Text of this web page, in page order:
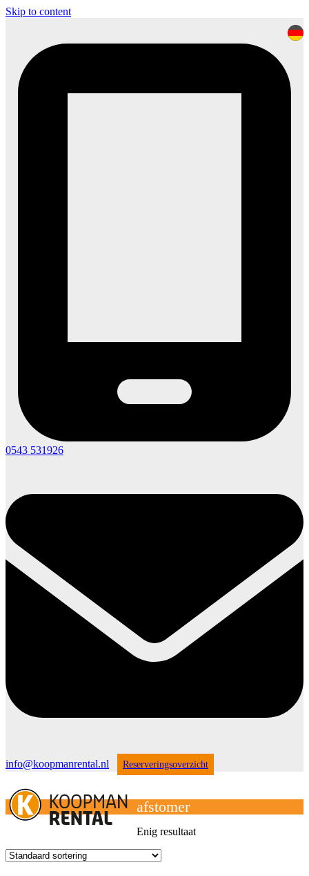
Skip to content
0543 531926
info@koopmanrental.nl Reserveringsoverzicht
Open
menu
Close
menu
afstomer
Enig resultaat